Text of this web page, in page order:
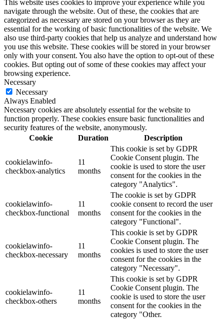
This website uses cookies to improve your experience while you
navigate through the website. Out of these, the cookies that are
categorized as necessary are stored on your browser as they are
essential for the working of basic functionalities of the website. We
also use third-party cookies that help us analyze and understand how
you use this website. These cookies will be stored in your browser
only with your consent. You also have the option to opt-out of these
cookies. But opting out of some of these cookies may affect your
browsing experience.
Necessary
Necessary
Always Enabled
Necessary cookies are absolutely essential for the website to
function properly. These cookies ensure basic functionalities and
security features of the website, anonymously.
Cookie
Duration Description
cookielawinfo-
checkbox-analytics
11
months
This cookie is set by GDPR
Cookie Consent plugin. The
cookie is used to store the user
consent for the cookies in the
category "Analytics".
cookielawinfo-
checkbox-functional
11
months
The cookie is set by GDPR
cookie consent to record the user
consent for the cookies in the
category "Functional".
cookielawinfo-
checkbox-necessary
11
months
This cookie is set by GDPR
Cookie Consent plugin. The
cookies is used to store the user
consent for the cookies in the
category "Necessary".
cookielawinfo-
checkbox-others
11
months
This cookie is set by GDPR
Cookie Consent plugin. The
cookie is used to store the user
consent for the cookies in the
category "Other.